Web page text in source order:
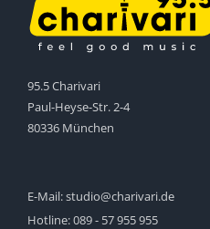
95.5 Charivari
Paul-Heyse-Str. 2-4
80336 München
E-Mail:studio@charivari.de
Hotline:089 - 57 955 955